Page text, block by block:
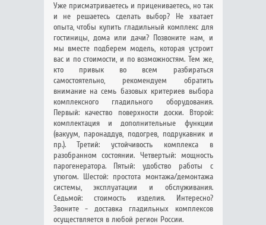
Уже присматриваетесь и прицениваетесь, но так
и не решаетесь сделать выбор? Не хватает
опыта, чтобы купить гладильный комплекс для
гостиницы, дома или дачи? Позвоните нам, и
мы вместе подберем модель, которая устроит
вас и по стоимости, и по возможностям. Тем же,
кто привык во всем разбираться
самостоятельно, рекомендуем обратить
внимание на семь базовых критериев выбора
комплексного гладильного оборудования.
Первый: качество поверхности доски. Второй:
комплектация и дополнительные функции
(вакуум, паронаддув, подогрев, подрукавник и
пр.). Третий: устойчивость комплекса в
разобранном состоянии. Четвертый: мощность
парогенератора. Пятый: удобство работы с
утюгом. Шестой: простота монтажа/демонтажа
системы, эксплуатации и обслуживания.
Седьмой: стоимость изделия. Интересно?
Звоните - доставка гладильных комплексов
осуществляется в любой регион России.